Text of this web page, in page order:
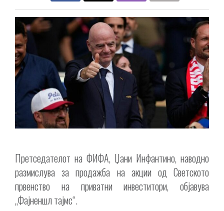
Претседателот на ФИФА, Џани Инфантино, наводно
размислува за продажба на акции од Светското
првенство на приватни инвеститори, објавува
„Фајненшл тајмс“.